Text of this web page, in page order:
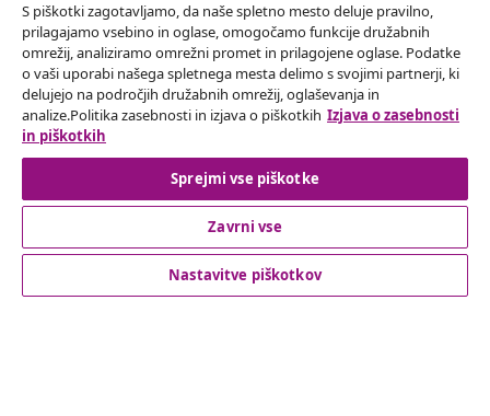
Odstop od pogodbe
Oddaj zahtevek za odstop od naročila.
Odstop od pogodbe
Podpora za stranke
S piškotki zagotavljamo, da naše spletno mesto deluje pravilno,
prilagajamo vsebino in oglase, omogočamo funkcije družabnih
omrežij, analiziramo omrežni promet in prilagojene oglase. Podatke
o vaši uporabi našega spletnega mesta delimo s svojimi partnerji, ki
delujejo na področjih družabnih omrežij, oglaševanja in
analize.Politika zasebnosti in izjava o piškotkih Izjava o zasebnosti
in piškotkih
Sprejmi vse piškotke
Zavrni vse
Nastavitve piškotkov